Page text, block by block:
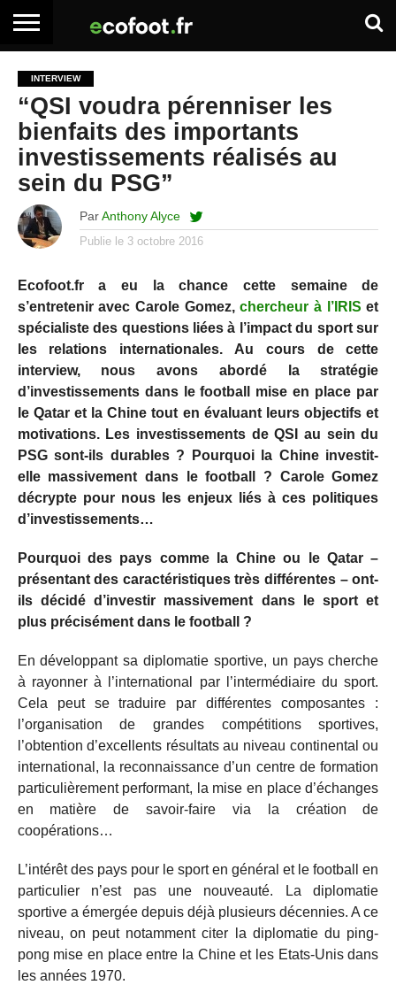
ARTICLES
PREMIUM
ADHÉSION
PREMIUM
SE
CONNECTER
EMPLOI
BOITE
À
OUTILS
INTERVIEW
“QSI voudra pérenniser les
bienfaits des importants
investissements réalisés au
sein du PSG”
Par Anthony Alyce
Publie le 3 octobre 2016
Ecofoot.fr a eu la chance cette semaine de
s’entretenir avec Carole Gomez,chercheur à l’IRIS et
spécialiste des questions liées à l’impact du sport sur
les relations internationales. Au cours de cette
interview, nous avons abordé la stratégie
d’investissements dans le football mise en place par
le Qatar et la Chine tout en évaluant leurs objectifs et
motivations. Les investissements de QSI au sein du
PSG sont-ils durables ? Pourquoi la Chine investit-
elle massivement dans le football ? Carole Gomez
décrypte pour nous les enjeux liés à ces politiques
d’investissements…
Pourquoi des pays comme la Chine ou le Qatar –
présentant des caractéristiques très différentes – ont-
ils décidé d’investir massivement dans le sport et
plus précisément dans le football ?
En développant sa diplomatie sportive, un pays cherche
à rayonner à l’international par l’intermédiaire du sport.
Cela peut se traduire par différentes composantes :
l’organisation de grandes compétitions sportives,
l’obtention d’excellents résultats au niveau continental ou
international, la reconnaissance d’un centre de formation
particulièrement performant, la mise en place d’échanges
en matière de savoir-faire via la création de
coopérations…
L’intérêt des pays pour le sport en général et le football en
particulier n’est pas une nouveauté. La diplomatie
sportive a émergée depuis déjà plusieurs décennies. A ce
niveau, on peut notamment citer la diplomatie du ping-
pong mise en place entre la Chine et les Etats-Unis dans
les années 1970.